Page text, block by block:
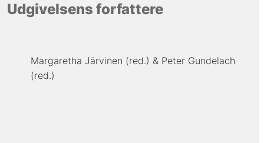
Udgivelsens forfattere
Margaretha Järvinen (red.)
Peter Gundelach
(red.)